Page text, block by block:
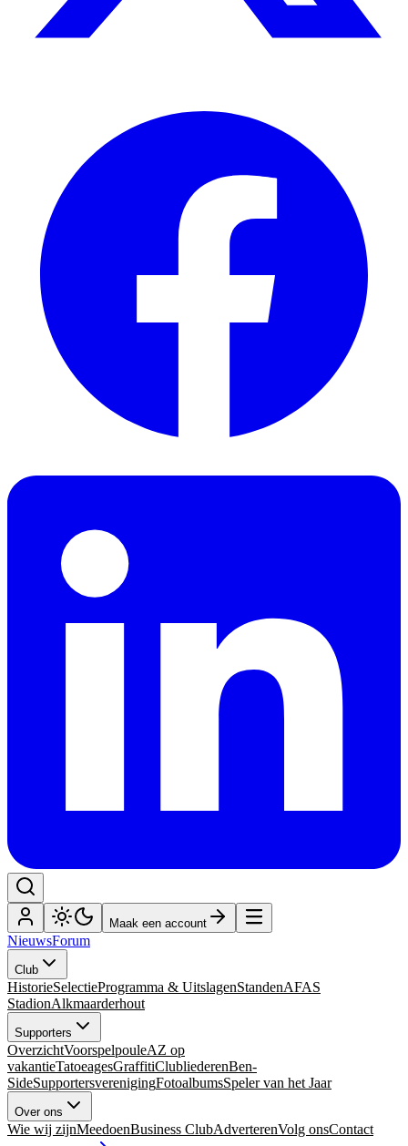
Maak een account
NieuwsForum
Club
HistorieSelectieProgramma & UitslagenStandenAFAS
StadionAlkmaarderhout
Supporters
OverzichtVoorspelpouleAZ op
vakantieTatoeagesGraffitiClubliederenBen-
SideSupportersverenigingFotoalbumsSpeler van het Jaar
Over ons
Wie wij zijnMeedoenBusiness ClubAdverterenVolg onsContact